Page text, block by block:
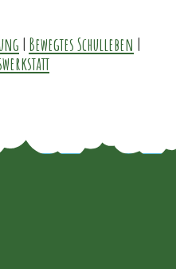
| Bewegtes Schulleben |